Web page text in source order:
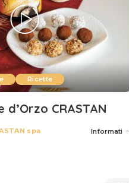
Ricette
CRASTAN
spa Informati